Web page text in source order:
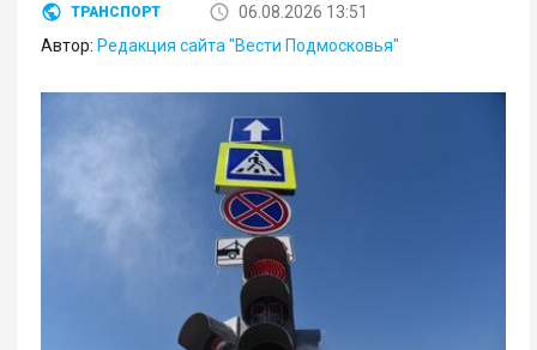
ТРАНСПОРТ
06.08.2026 13:51
Автор: Редакция сайта "Вести Подмосковья"